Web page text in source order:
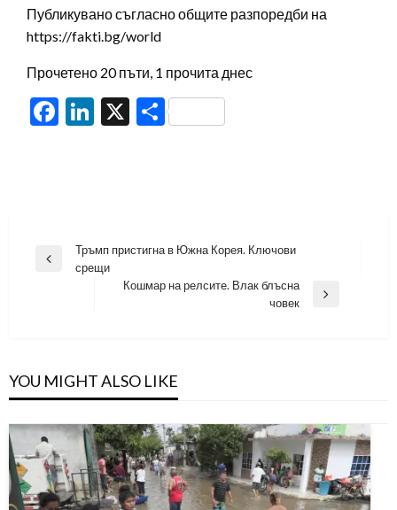
Публикувано съгласно общите разпоредби на
https://fakti.bg/world
Прочетено 20 пъти, 1 прочита днес
Facebook
LinkedIn
X Share
Навигация
Previous
Тръмп пристигна в Южна Корея. Ключови
срещи
Кошмар на релсите. Влак блъсна
човек
YOU MIGHT ALSO LIKE